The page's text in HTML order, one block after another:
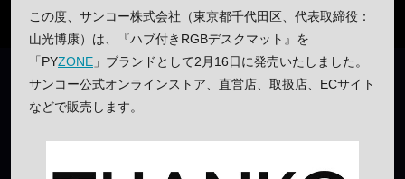
この度、サンコー株式会社（東京都千代田区、代表取締役：
山光博康）は、『ハブ付きRGBデスクマット』を
「PYZONE 」ブランドとして2月16日に発売いたしました。
サンコー公式オンラインストア、直営店、取扱店、ECサイト
などで販売します。